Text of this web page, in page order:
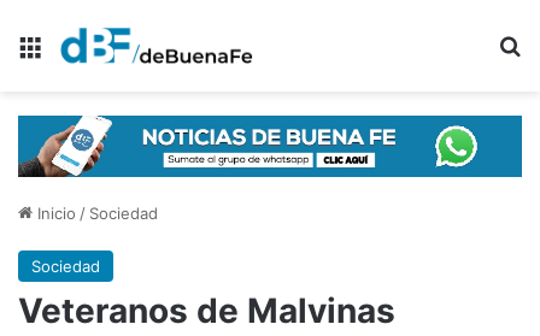
Menú
Inicio / Sociedad
Sociedad
Veteranos de Malvinas